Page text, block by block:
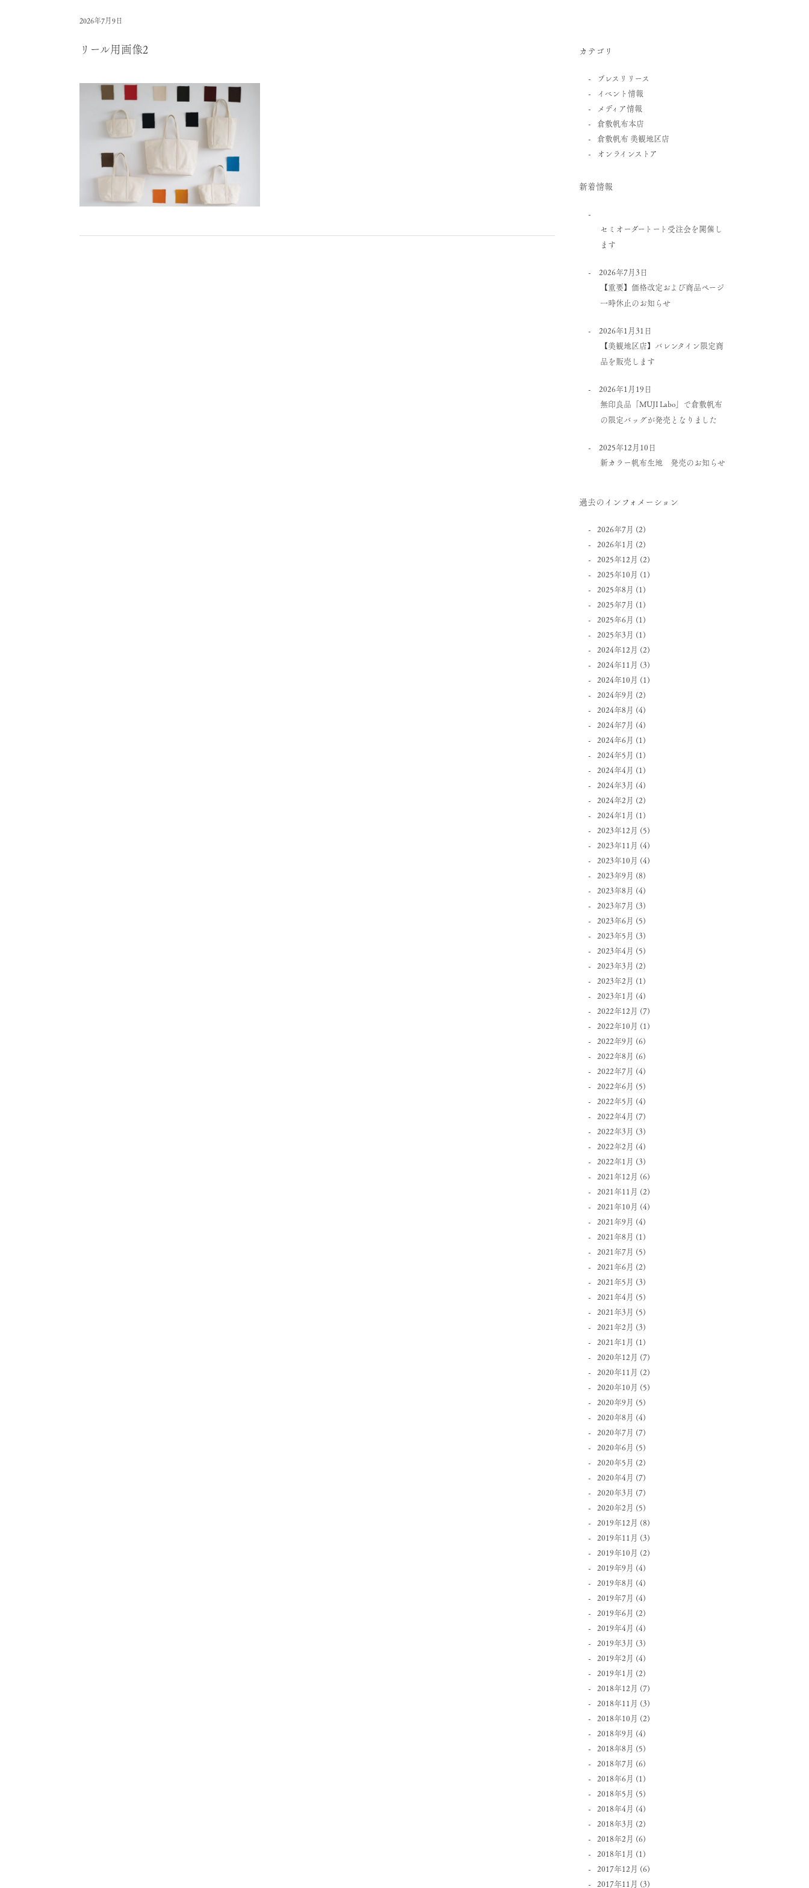
2026年7月9日
リール用画像2 カテゴリ
プレスリリース
イベント情報
メディア情報
倉敷帆布本店
倉敷帆布 美観地区店
オンラインストア
新着情報
セミオーダートート受注会を開催し
ます
2026年7月3日
【重要】価格改定および商品ページ
一時休止のお知らせ
2026年1月31日
【美観地区店】バレンタイン限定商
品を販売します
2026年1月19日
無印良品「MUJI Labo」で倉敷帆布
の限定バッグが発売となりました
2025年12月10日
新カラー帆布生地 発売のお知らせ
過去のインフォメーション
2026年7月 (2)
2026年1月 (2)
2025年12月 (2)
2025年10月 (1)
2025年8月 (1)
2025年7月 (1)
2025年6月 (1)
2025年3月 (1)
2024年12月 (2)
2024年11月 (3)
2024年10月 (1)
2024年9月 (2)
2024年8月 (4)
2024年7月 (4)
2024年6月 (1)
2024年5月 (1)
2024年4月 (1)
2024年3月 (4)
2024年2月 (2)
2024年1月 (1)
2023年12月 (5)
2023年11月 (4)
2023年10月 (4)
2023年9月 (8)
2023年8月 (4)
2023年7月 (3)
2023年6月 (5)
2023年5月 (3)
2023年4月 (5)
2023年3月 (2)
2023年2月 (1)
2023年1月 (4)
2022年12月 (7)
2022年10月 (1)
2022年9月 (6)
2022年8月 (6)
2022年7月 (4)
2022年6月 (5)
2022年5月 (4)
2022年4月 (7)
2022年3月 (3)
2022年2月 (4)
2022年1月 (3)
2021年12月 (6)
2021年11月 (2)
2021年10月 (4)
2021年9月 (4)
2021年8月 (1)
2021年7月 (5)
2021年6月 (2)
2021年5月 (3)
2021年4月 (5)
2021年3月 (5)
2021年2月 (3)
2021年1月 (1)
2020年12月 (7)
2020年11月 (2)
2020年10月 (5)
2020年9月 (5)
2020年8月 (4)
2020年7月 (7)
2020年6月 (5)
2020年5月 (2)
2020年4月 (7)
2020年3月 (7)
2020年2月 (5)
2019年12月 (8)
2019年11月 (3)
2019年10月 (2)
2019年9月 (4)
2019年8月 (4)
2019年7月 (4)
2019年6月 (2)
2019年4月 (4)
2019年3月 (3)
2019年2月 (4)
2019年1月 (2)
2018年12月 (7)
2018年11月 (3)
2018年10月 (2)
2018年9月 (4)
2018年8月 (5)
2018年7月 (6)
2018年6月 (1)
2018年5月 (5)
2018年4月 (4)
2018年3月 (2)
2018年2月 (6)
2018年1月 (1)
2017年12月 (6)
2017年11月 (3)